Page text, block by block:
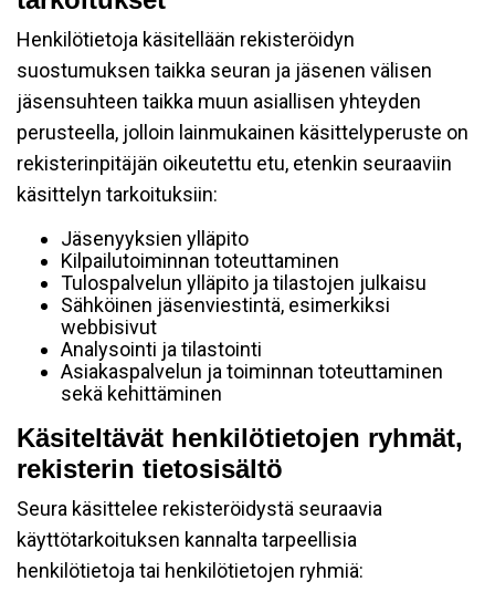
Henkilötietoja käsitellään rekisteröidyn
suostumuksen taikka seuran ja jäsenen välisen
jäsensuhteen taikka muun asiallisen yhteyden
perusteella, jolloin lainmukainen käsittelyperuste on
rekisterinpitäjän oikeutettu etu, etenkin seuraaviin
käsittelyn tarkoituksiin:
Jäsenyyksien ylläpito
Kilpailutoiminnan toteuttaminen
Tulospalvelun ylläpito ja tilastojen julkaisu
Sähköinen jäsenviestintä, esimerkiksi
webbisivut
Analysointi ja tilastointi
Asiakaspalvelun ja toiminnan toteuttaminen
sekä kehittäminen
Käsiteltävät henkilötietojen ryhmät,
rekisterin tietosisältö
Seura käsittelee rekisteröidystä seuraavia
käyttötarkoituksen kannalta tarpeellisia
henkilötietoja tai henkilötietojen ryhmiä: